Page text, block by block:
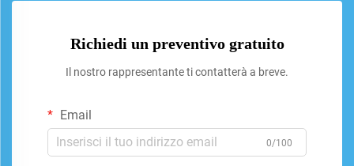
Richiedi un preventivo gratuito
Il nostro rappresentante ti contatterà a breve.
Email
0/100